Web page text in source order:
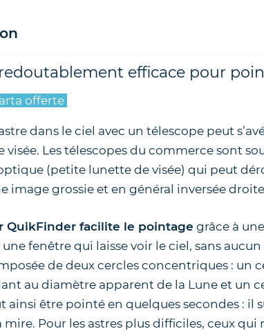
efficace pour
offerte
dans le ciel avec un télescope peut
visée. Les télescopes du commerce sont
(petite lunette de visée) qui peut
image grossie et en général inversée
QuikFinder facilite le pointage grâce à
fenêtre qui laisse voir le ciel, sans
de deux cercles concentriques : un
au diamètre apparent de la Lune et un
ainsi être pointé en quelques secondes : il
Pour les astres plus difficiles, ceux qui